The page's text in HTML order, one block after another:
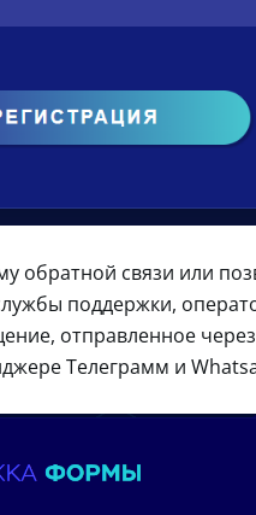
обратной связи или
поддержки,
отправленное
Телеграмм и